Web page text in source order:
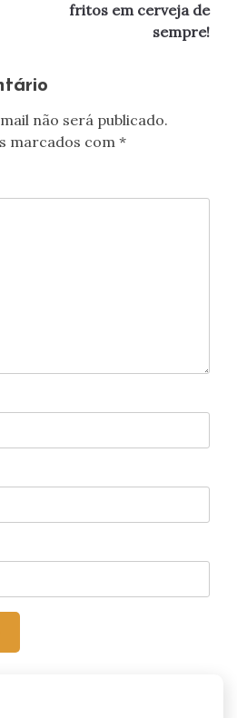
fritos em cerveja de
sempre!
não será publicado.
marcados com *